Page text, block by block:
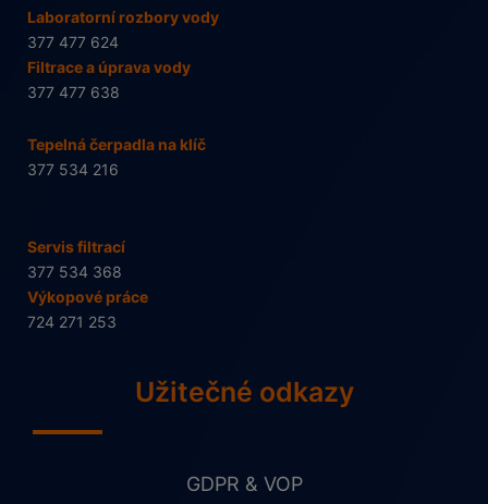
Laboratorní rozbory vody
377 477 624
Filtrace a úprava vody
377 477 638
Tepelná čerpadla na klíč
377 534 216
Servis filtrací
377 534 368
Výkopové práce
724 271 253
Užitečné odkazy
GDPR & VOP